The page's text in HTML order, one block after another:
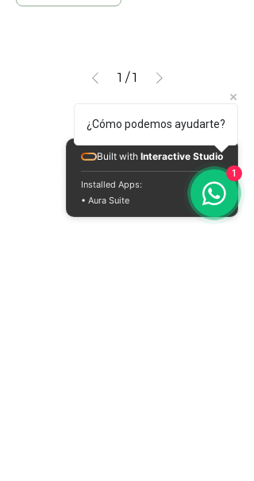
1 / 1
Sobre nuestros productos
¿Cómo podemos ayudarte?
1
Built with Interactive Studio
Installed Apps:
• Aura Suite